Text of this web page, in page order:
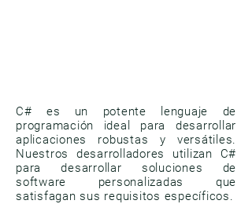
C# es un potente lenguaje de
programación ideal para desarrollar
aplicaciones robustas y versátiles.
Nuestros desarrolladores utilizan C#
para desarrollar soluciones de
software personalizadas que
satisfagan sus requisitos específicos.